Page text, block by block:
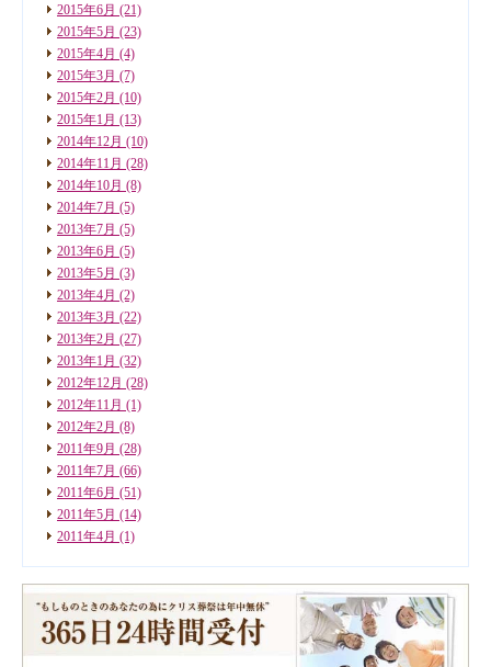
2015年6月 (21)
2015年5月 (23)
2015年4月 (4)
2015年3月 (7)
2015年2月 (10)
2015年1月 (13)
2014年12月 (10)
2014年11月 (28)
2014年10月 (8)
2014年7月 (5)
2013年7月 (5)
2013年6月 (5)
2013年5月 (3)
2013年4月 (2)
2013年3月 (22)
2013年2月 (27)
2013年1月 (32)
2012年12月 (28)
2012年11月 (1)
2012年2月 (8)
2011年9月 (28)
2011年7月 (66)
2011年6月 (51)
2011年5月 (14)
2011年4月 (1)